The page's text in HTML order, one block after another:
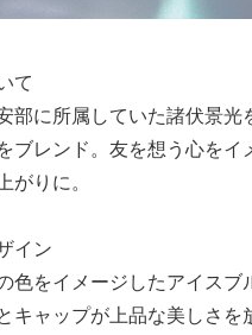
て
部に所属していた諸伏景光
ブレンド。友を想う心を
がりに。
イン
色をイメージしたアイス
キャップが上品な美しさを